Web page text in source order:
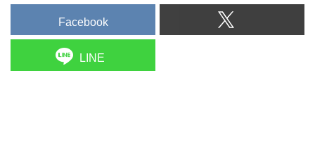
Facebook
LINE